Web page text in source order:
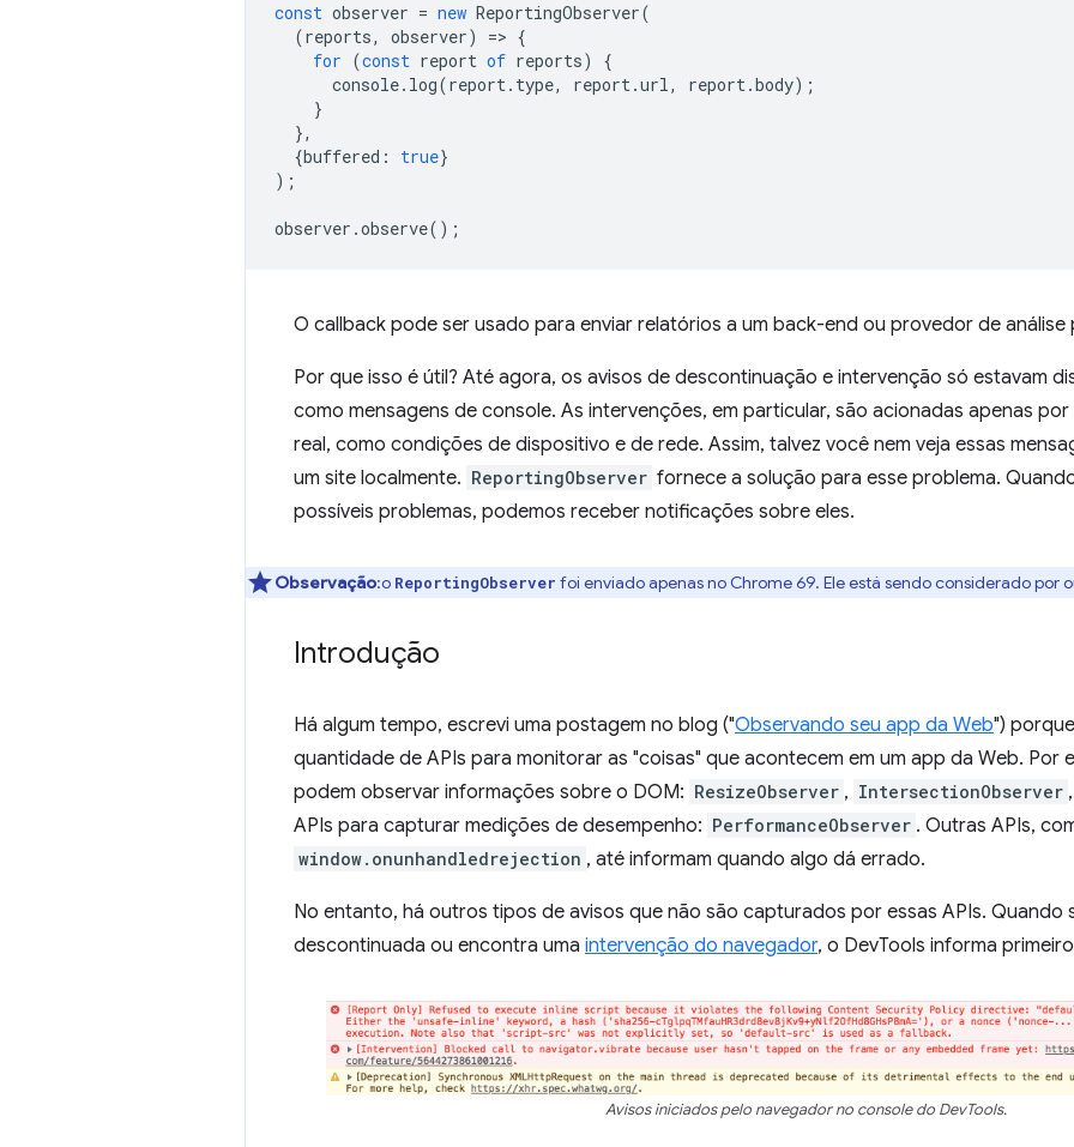
const observer = new ReportingObserver(
(reports, observer) => {
for (const report of reports)
{
console. log(report. type, report.url, report.body);
}
},
{buffered : true}
);
observer .observe();
O callback pode ser usado para enviar relatórios a um back-end ou provedor de análise
Por que isso é útil? Até agora, os avisos de descontinuação e intervenção só estavam
como mensagens de console. As intervenções, em particular, são acionadas apenas
real, como condições de dispositivo e de rede. Assim, talvez você nem veja essas
um site localmente. ReportingObserver fornece a solução para esse problema.
possíveis problemas, podemos receber notificações sobre eles.
Observação:o ReportingObserver foi enviado apenas no Chrome 69. Ele está sendo considerado por
Introdução
Há algum tempo, escrevi uma postagem no blog ("Observando seu app da Web")
quantidade de APIs para monitorar as "coisas" que acontecem em um app da Web. Por
podem observar informações sobre o DOM: ResizeObserver , IntersectionObserver ,
APIs para capturar medições de desempenho: PerformanceObserver . Outras APIs,
window.onunhandledrejection , até informam quando algo dá errado.
No entanto, há outros tipos de avisos que não são capturados por essas APIs. Quando
descontinuada ou encontra uma intervenção do navegador, o DevTools informa
Avisos iniciados pelo navegador no console do DevTools.